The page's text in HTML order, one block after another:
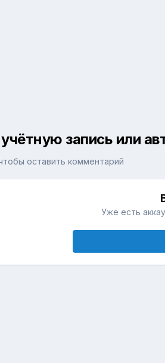
запись или
оставить комментарий
Уже есть